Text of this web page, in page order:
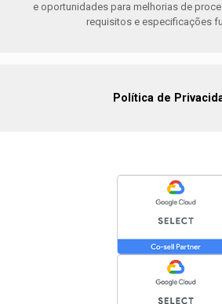
e oportunidades para melhorias de
requisitos e especificações
Política de